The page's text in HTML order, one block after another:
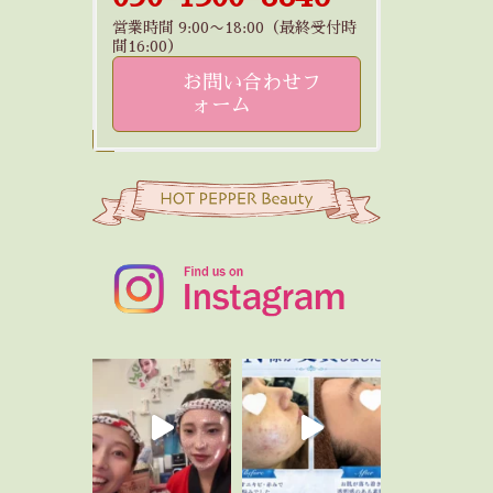
営業時間 9:00〜18:00（最終受付時
間16:00）
お問い合わせフ
ォーム